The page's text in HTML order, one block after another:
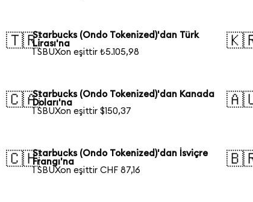
🇹🇷Starbucks (Ondo Tokenized)'dan Türk
Lirası'na
1 SBUXon eşittir ₺5.105,98
🇨🇦Starbucks (Ondo Tokenized)'dan Kanada
Doları'na
1 SBUXon eşittir $150,37
🇨🇭Starbucks (Ondo Tokenized)'dan İsviçre
Frangı'na
1 SBUXon eşittir CHF 87,16